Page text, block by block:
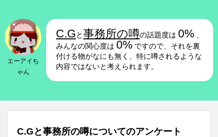
エーアイち
ゃん
C.Gと事務所の噂の話題度は 0%
みんなの関心度は 0% ですので、それを裏
付ける物がなにも無く、特に噂されるような
内容ではないと考えられます。
C.Gと事務所の噂についてのアンケート